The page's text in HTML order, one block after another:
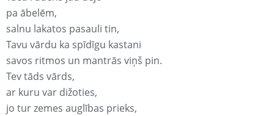
pa ābelēm,
salnu lakatos pasauli tin,
Tavu vārdu ka spīdīgu kastani
savos ritmos un mantrās viņš pin.
Tev tāds vārds,
ar kuru var dižoties,
jo tur zemes auglības prieks,